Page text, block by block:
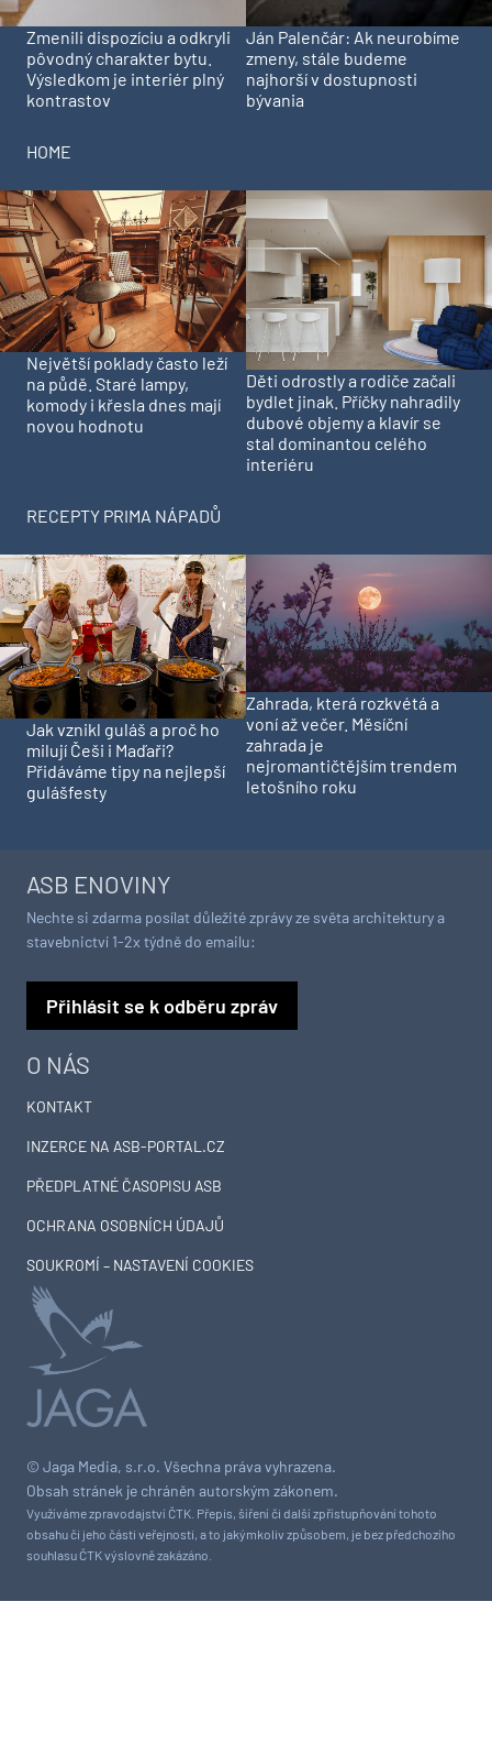
Zmenili dispozíciu a odkryli
pôvodný charakter bytu.
Výsledkom je interiér plný
kontrastov
Ján Palenčár: Ak neurobíme
zmeny, stále budeme
najhorší v dostupnosti
bývania
HOME
Největší poklady často leží
na půdě. Staré lampy,
komody i křesla dnes mají
novou hodnotu
Děti odrostly a rodiče začali
bydlet jinak. Příčky nahradily
dubové objemy a klavír se
stal dominantou celého
interiéru
RECEPTY PRIMA NÁPADŮ
Jak vznikl guláš a proč ho
milují Češi i Maďaři?
Přidáváme tipy na nejlepší
gulášfesty
Zahrada, která rozkvétá a
voní až večer. Měsíční
zahrada je
nejromantičtějším trendem
letošního roku
© Jaga Media, s.r.o. Všechna práva vyhrazena.
Obsah stránek je chráněn autorským zákonem.
Využíváme zpravodajství ČTK. Přepis, šíření či další zpřístupňování tohoto
obsahu či jeho části veřejnosti, a to jakýmkoliv způsobem, je bez předchozího
souhlasu ČTK výslovně zakázáno.
O NÁS
KONTAKT
INZERCE NA ASB-PORTAL.CZ
PŘEDPLATNÉ ČASOPISU ASB
OCHRANA OSOBNÍCH ÚDAJŮ
SOUKROMÍ – NASTAVENÍ COOKIES
ASB ENOVINY
Nechte si zdarma posílat důležité zprávy ze světa architektury a
stavebnictví 1-2x týdně do emailu:
Přihlásit se k odběru zpráv